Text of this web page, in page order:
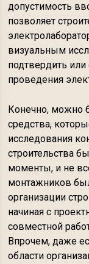
допустимость
позволяет
визуальным
подтвердить
проведения
Конечно, можно
средства,
исследования
строительства
моменты, и не
монтажников
организации
начиная с
совместной
Впрочем, даже
области